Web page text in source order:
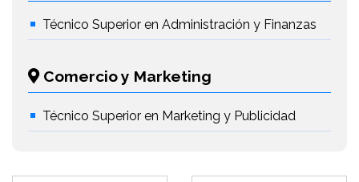
Técnico Superior en Administración y Finanzas
Comercio y Marketing
Técnico Superior en Marketing y Publicidad